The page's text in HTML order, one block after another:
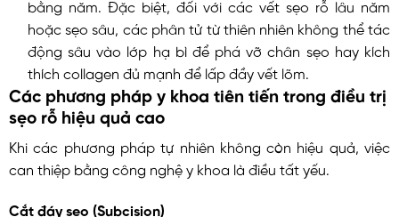
bằng năm. Đặc biệt, đối với các vết sẹo rỗ lâu năm
hoặc sẹo sâu, các phân tử từ thiên nhiên không thể tác
động sâu vào lớp hạ bì để phá vỡ chân sẹo hay kích
thích collagen đủ mạnh để lấp đầy vết lõm.
Các phương pháp y khoa tiên tiến trong điều trị
sẹo rỗ hiệu quả cao
Khi các phương pháp tự nhiên không còn hiệu quả, việc
can thiệp bằng công nghệ y khoa là điều tất yếu.
Cắt đáy sẹo (Subcision)